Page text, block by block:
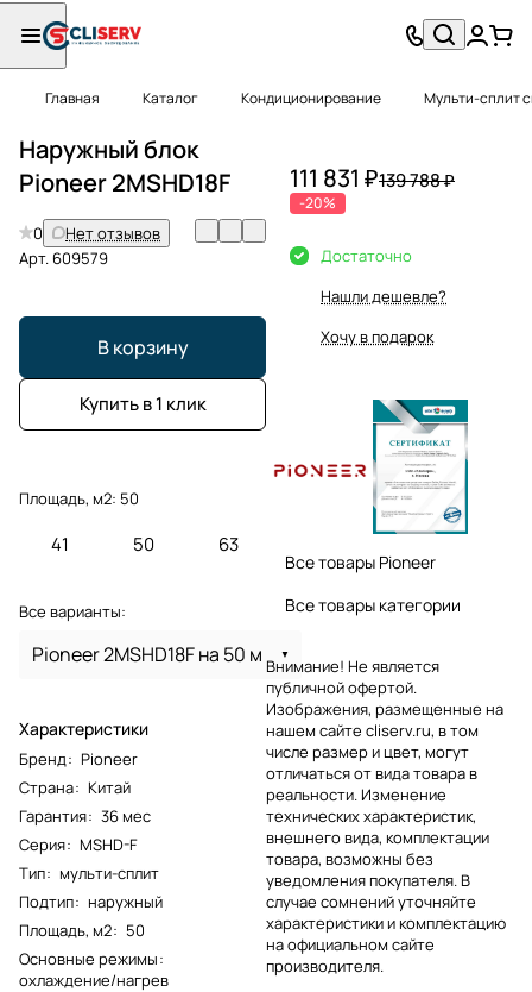
Главная Каталог Кондиционирование Мульти-сплит
Наружный блок
Pioneer 2MSHD18F
0
Нет отзывов
Арт.609579
В корзину
Купить в 1 клик
Площадь, м2: 50
41 50 63
Все варианты:
Pioneer 2MSHD18F на 50 м
Характеристики
Бренд: Pioneer
Страна: Китай
Гарантия: 36 мес
Серия: MSHD-F
Тип: мульти-сплит
Подтип: наружный
Площадь, м2: 50
Основные режимы:
охлаждение/нагрев
111 831 ₽139 788 ₽
-20%
Достаточно
Нашли дешевле?
Хочу в подарок
Все товары Pioneer
Все товары категории
Внимание! Не является
публичной офертой.
Изображения, размещенные на
нашем сайте cliserv.ru, в том
числе размер и цвет, могут
отличаться от вида товара в
реальности. Изменение
технических характеристик,
внешнего вида, комплектации
товара, возможны без
уведомления покупателя. В
случае сомнений уточняйте
характеристики и комплектацию
на официальном сайте
производителя.